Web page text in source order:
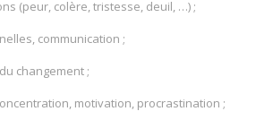
(peur, colère, tristesse, deuil, …) ;
communication ;
changement ;
motivation, procrastination ;